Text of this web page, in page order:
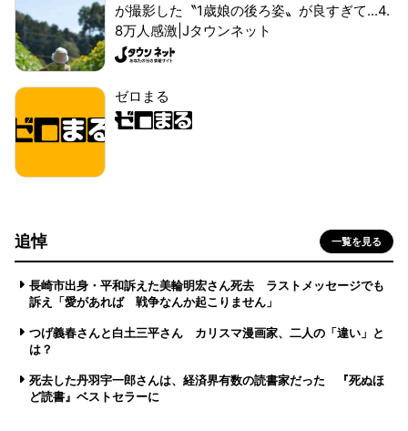
が撮影した〝1歳娘の後ろ姿〟が良すぎて...4.
8万人感激|Jタウンネット
ゼロまる
追悼 一覧を見る
長崎市出身・平和訴えた美輪明宏さん死去 ラストメッセージでも
訴え「愛があれば 戦争なんか起こりません」
つげ義春さんと白土三平さん カリスマ漫画家、二人の「違い」と
は？
死去した丹羽宇一郎さんは、経済界有数の読書家だった 『死ぬほ
ど読書』ベストセラーに